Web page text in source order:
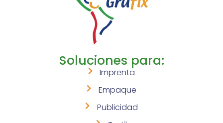
Soluciones para:
Imprenta
Empaque
Publicidad